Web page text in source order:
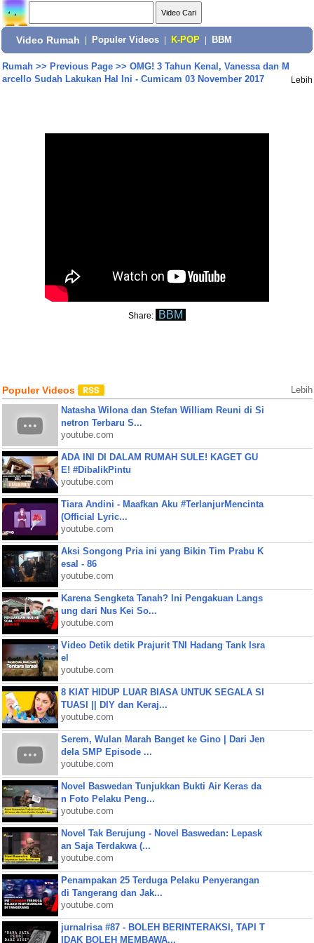
Video Rumah Populer Videos K-POP BBM
Rumah>> Previous Page>> OMG! 3 Tahun Kenal, Vanessa dan M
arcello Sudah Lakukan Hal Ini - Cumicam 03 November 2017
Lebih
Share: BBM
Populer Videos Lebih
Natasha Wilona dan Stefan William Reuni di Si
netron Terbaru S...
youtube.com
ADA INI DI DALAM RUMAH SULE! KAGET GU
E! #DibalikPintu
youtube.com
Tiara Andini - Maafkan Aku #TerlanjurMencinta
(Official Lyric...
youtube.com
Aksi Songong Pria ini yang Bikin Tim Prabu K
esal - 86
youtube.com
Karena Sengketa Tanah? Ini Pengakuan Langs
ung dari Nus Kei So...
youtube.com
Video Detik detik Prajurit TNI Hadang Tank Isra
el
youtube.com
8 KIAT HIDUP LUAR BIASA UNTUK SEGALA SI
TUASI || DIY dan Keraj...
youtube.com
Serem, Wulan Marah Banget ke Gino | Dari Jen
dela SMP Episode ...
youtube.com
Novel Baswedan Tunjukkan Bukti Air Keras da
n Foto Pelaku Peng...
youtube.com
Novel Tak Berujung - Novel Baswedan: Lepask
an Saja Terdakwa (...
youtube.com
Penampakan 25 Terduga Pelaku Penyerangan
di Tangerang dan Jak...
youtube.com
jurnalrisa #87 - BOLEH BERINTERAKSI, TAPI T
IDAK BOLEH MEMBAWA...